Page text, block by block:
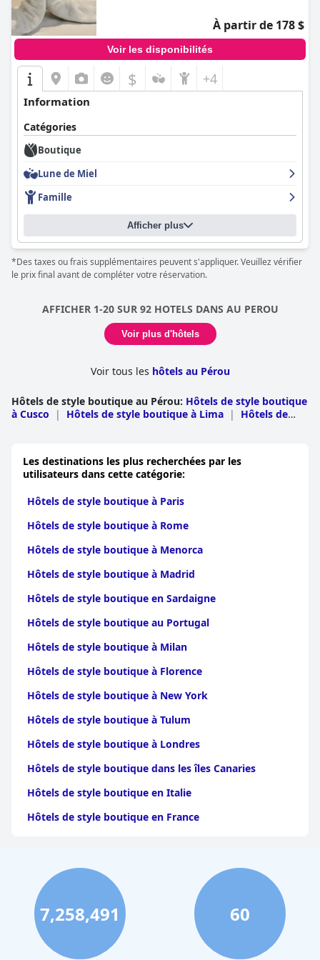
À partir de 178 $
Voir les disponibilités
$ +4
Information
Catégories
Boutique
Lune de Miel
Famille
Afficher plus
*Des taxes ou frais supplémentaires peuvent s'appliquer. Veuillez vérifier
le prix final avant de compléter votre réservation.
AFFICHER 1-20 SUR 92 HOTELS DANS AU PEROU
Voir plus d'hôtels
Voir tous les hôtels au Pérou
Hôtels de style boutique au Pérou: Hôtels de style boutique
à Cusco
| Hôtels de style boutique à Lima |
Hôtels de
Puno | Hôtels de style boutique à Ica | Hôtels de style
boutique à La Libertad | Hôtels de style boutique à
Lambayeque | Hôtels de style boutique à San
Les destinations les plus recherchées par les
utilisateurs dans cette catégorie:
Hôtels de style boutique à Paris
Hôtels de style boutique à Rome
Hôtels de style boutique à Menorca
Hôtels de style boutique à Madrid
Hôtels de style boutique en Sardaigne
Hôtels de style boutique au Portugal
Hôtels de style boutique à Milan
Hôtels de style boutique à Florence
Hôtels de style boutique à New York
Hôtels de style boutique à Tulum
Hôtels de style boutique à Londres
Hôtels de style boutique dans les îles Canaries
Hôtels de style boutique en Italie
Hôtels de style boutique en France
Hôtels de style boutique à Lisbonne
Hôtels de style boutique en Toscane
Hôtels de style boutique au Costa Rica
Hôtels de style boutique au Monténégro
7,258,491 60